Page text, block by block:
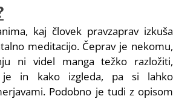
kaj človek pravzaprav izkuša
meditacijo. Čeprav je nekomu,
ni videl manga težko razložiti,
je in kako izgleda, pa si lahko
Podobno je tudi z opisom